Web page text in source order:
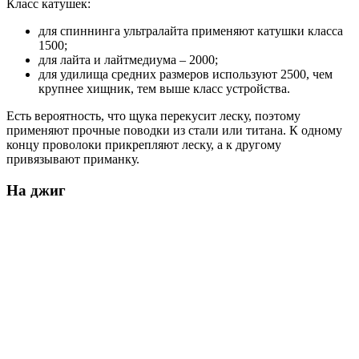
Класс катушек:
для спиннинга ультралайта применяют катушки класса
1500;
для лайта и лайтмедиума – 2000;
для удилища средних размеров используют 2500, чем
крупнее хищник, тем выше класс устройства.
Есть вероятность, что щука перекусит леску, поэтому
применяют прочные поводки из стали или титана. К одному
концу проволоки прикрепляют леску, а к другому
привязывают приманку.
На джиг